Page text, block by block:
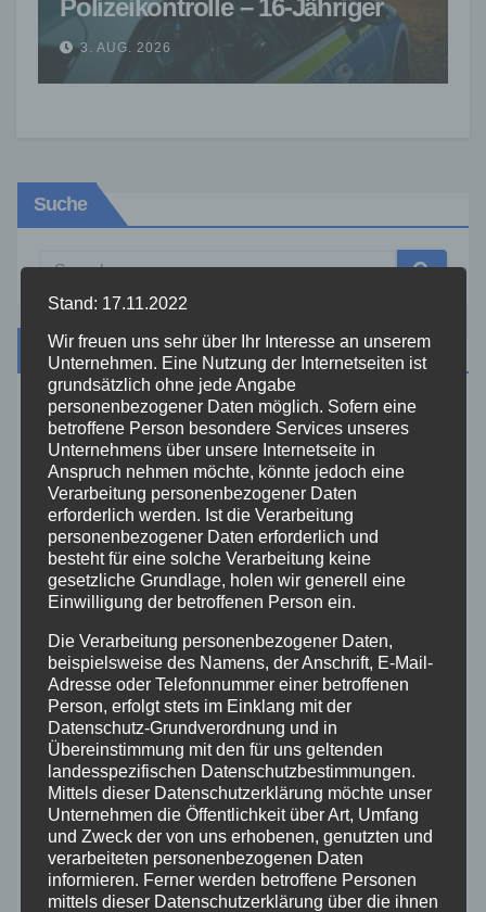
Polizeikontrolle – 16-Jähriger
nach Verfolgung gestoppt
3. AUG. 2026
Suche
Kategorien
Aktuelles
Allgemein
Altenkirchen
Bundespolizei
Feuerwehr
Hilfsorganisationen
Mayen-Koblenz
Neuwied
Polizei
Stand: 17.11.2022
Wir freuen uns sehr über Ihr Interesse an unserem
Unternehmen. Eine Nutzung der Internetseiten ist
grundsätzlich ohne jede Angabe
personenbezogener Daten möglich. Sofern eine
betroffene Person besondere Services unseres
Unternehmens über unsere Internetseite in
Anspruch nehmen möchte, könnte jedoch eine
Verarbeitung personenbezogener Daten
erforderlich werden. Ist die Verarbeitung
personenbezogener Daten erforderlich und
besteht für eine solche Verarbeitung keine
gesetzliche Grundlage, holen wir generell eine
Einwilligung der betroffenen Person ein.
Die Verarbeitung personenbezogener Daten,
beispielsweise des Namens, der Anschrift, E-Mail-
Adresse oder Telefonnummer einer betroffenen
Person, erfolgt stets im Einklang mit der
Datenschutz-Grundverordnung und in
Übereinstimmung mit den für uns geltenden
landesspezifischen Datenschutzbestimmungen.
Mittels dieser Datenschutzerklärung möchte unser
Unternehmen die Öffentlichkeit über Art, Umfang
und Zweck der von uns erhobenen, genutzten und
verarbeiteten personenbezogenen Daten
informieren. Ferner werden betroffene Personen
mittels dieser Datenschutzerklärung über die ihnen